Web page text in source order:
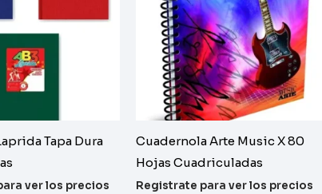
Tapa Dura
ver los precios
Cuadernola Arte Music X 80
Hojas Cuadriculadas
Registrate para ver los precios